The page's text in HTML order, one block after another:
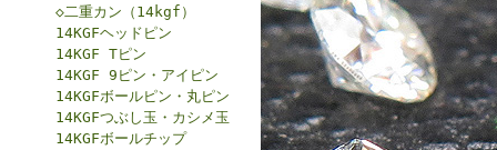
◇二重カン（14kgf）
14KGFヘッドピン
14KGF Tピン
14KGF 9ピン・アイピン
14KGFボールピン・丸ピン
14KGFつぶし玉・カシメ玉
14KGFボールチップ